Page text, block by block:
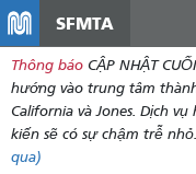
SFMTA
Thông báo CẬP NHẬT
hướng vào trung tâm
California và Jones. Dịch
kiến ​​sẽ có sự chậm trễ nhỏ.
qua)